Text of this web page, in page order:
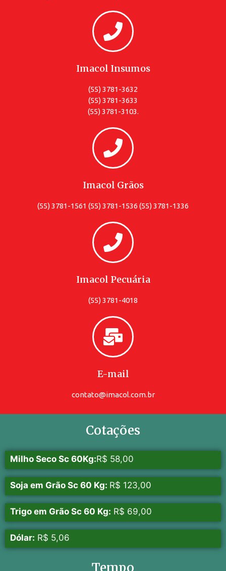
Imacol Insumos
(55) 3781-3632
(55) 3781-3633
(55) 3781-3103.
Imacol Grãos
(55) 3781-1561 (55) 3781-1536 (55) 3781-1336
Imacol Pecuária
(55) 3781-4018
E-mail
contato@imacol.com.br
Cotações
Milho Seco Sc 60Kg:R$ 58,00
Soja em Grão Sc 60 Kg: R$ 123,00
Trigo em Grão Sc 60 Kg: R$ 69,00
Dólar: R$ 5,06
Tempo